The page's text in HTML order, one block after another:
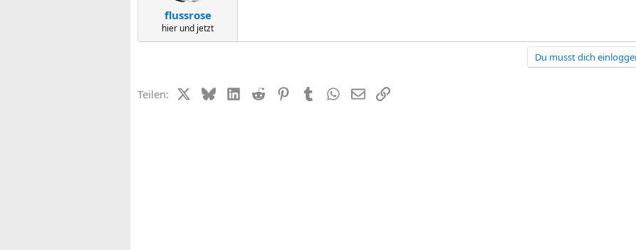
flussrose
hier und jetzt
Du musst dich
Teilen: X (Twitter)
BlueskyLinkedIn
Reddit PinterestTumblrWhatsApp
E-MailLink